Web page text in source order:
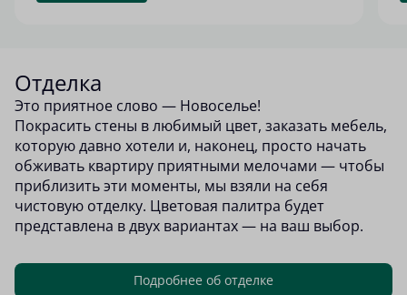
Отделка
Это приятное слово — Новоселье!
Покрасить стены в любимый цвет, заказать мебель,
которую давно хотели и, наконец, просто начать
обживать квартиру приятными мелочами — чтобы
приблизить эти моменты, мы взяли на себя
чистовую отделку. Цветовая палитра будет
представлена в двух вариантах — на ваш выбор.
Подробнее об отделке